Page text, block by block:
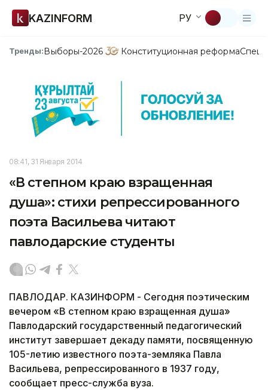
KAZINFORM РУ
Тренды:Выборы-2026 Конституционная реформа
08:41, 31 Января 2014
«В степном краю взращенная
душа»: стихи репрессированного
поэта Васильева читают
павлодарские студенты
ПАВЛОДАР. КАЗИНФОРМ - Сегодня поэтическим
вечером «В степном краю взращенная душа»
Павлодарский государственный педагогический
институт завершает декаду памяти, посвященную
105-летию известного поэта-земляка Павла
Васильева, репрессированного в 1937 году,
сообщает пресс-служба вуза.